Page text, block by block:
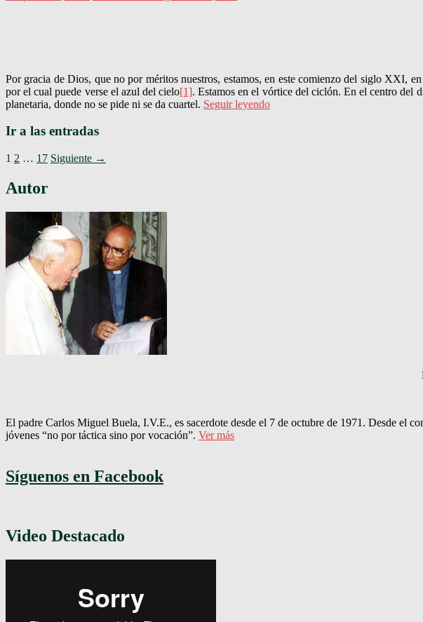
Por gracia de Dios, que no por méritos nuestros, estamos, en este comienzo del siglo XXI,
por el cual puede verse el azul del cielo[1]. Estamos en el vórtice del ciclón. En el centro del
planetaria, donde no se pide ni se da cuartel. Seguir leyendo
Ir a las entradas
1 2 … 17 Siguiente →
Autor
El padre Carlos Miguel Buela, I.V.E., es sacerdote desde el 7 de octubre de 1971. Desde el
jóvenes “no por táctica sino por vocación”. Ver más
Síguenos en Facebook
Video Destacado